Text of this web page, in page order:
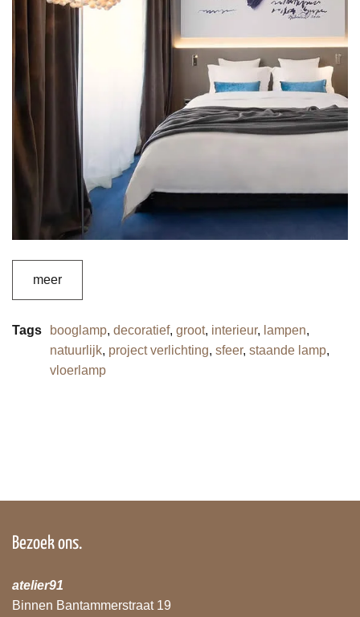
meer
Tags booglamp, decoratief, groot, interieur, lampen,
natuurlijk, project verlichting, sfeer, staande lamp,
vloerlamp
Bezoek ons.
atelier91
Binnen Bantammerstraat 19